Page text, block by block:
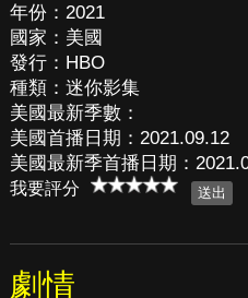
年份：2021
國家：美國
發行：HBO
種類：迷你影集
美國最新季數：
美國首播日期：2021.09.12
美國最新季首播日期：
我要評分
劇情